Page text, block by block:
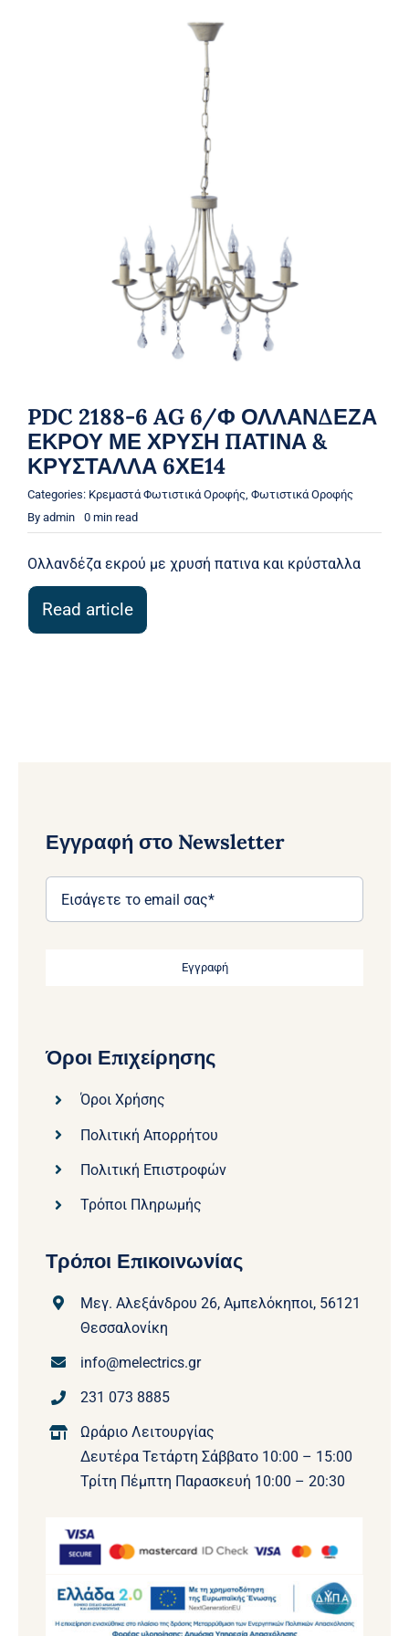
PDC 2188-6 AG 6/Φ ΟΛΛΑΝΔΕΖΑ
ΕΚΡΟΥ ΜΕ ΧΡΥΣΗ ΠΑΤΙΝΑ &
ΚΡΥΣΤΑΛΛΑ 6ΧΕ14
Categories: Κρεμαστά Φωτιστικά Οροφής, Φωτιστικά Οροφής
By admin 0 min read
Ολλανδέζα εκρού με χρυσή πατινα και κρύσταλλα
Read article
Εγγραφή στο Newsletter
Εγγραφή
Όροι Επιχείρησης
Όροι Χρήσης
Πολιτική Απορρήτου
Πολιτική Επιστροφών
Τρόποι Πληρωμής
Τρόποι Επικοινωνίας
Μεγ. Αλεξάνδρου 26, Αμπελόκηποι, 56121
Θεσσαλονίκη
info@melectrics.gr
231 073 8885
Ωράριο Λειτουργίας
Δευτέρα Τετάρτη Σάββατο 10:00 – 15:00
Τρίτη Πέμπτη Παρασκευή 10:00 – 20:30